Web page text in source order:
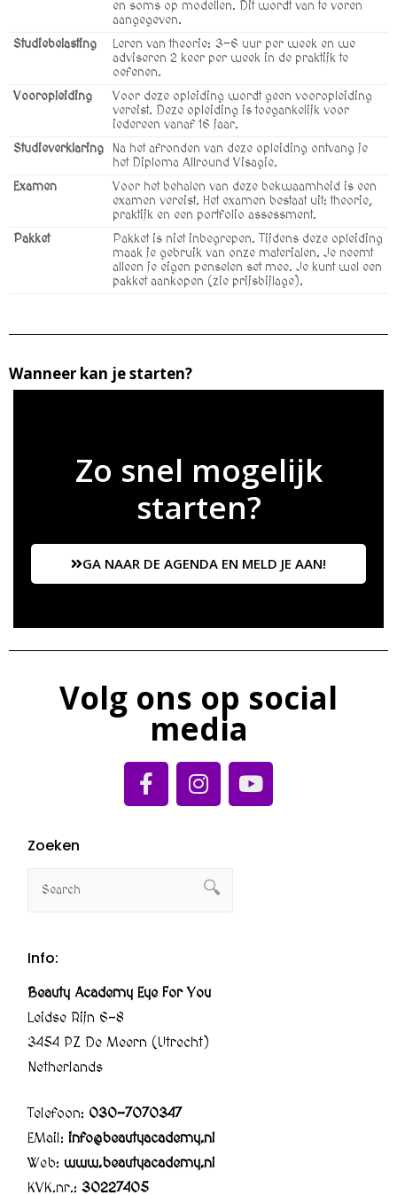
en soms op modellen. Dit wordt van te voren
aangegeven.
Studiebelasting
Leren van theorie: 3-6 uur per week en we
adviseren 2 keer per week in de praktijk te
oefenen.
Vooropleiding
Voor deze opleiding wordt geen vooropleiding
vereist. Deze opleiding is toegankelijk voor
iedereen vanaf 16 jaar.
Studieverklaring
Na het afronden van deze opleiding ontvang je
het Diploma Allround Visagie.
Examen
Voor het behalen van deze bekwaamheid is een
examen vereist. Het examen bestaat uit: theorie,
praktijk en een portfolio assessment.
Pakket
Pakket is niet inbegrepen. Tijdens deze opleiding
maak je gebruik van onze materialen. Je neemt
alleen je eigen penselen set mee. Je kunt wel een
pakket aankopen (zie prijsbijlage).
Wanneer kan je starten?
Zo snel mogelijk
starten?
GA NAAR DE AGENDA EN MELD JE AAN!
Volg ons op social
media
Zoeken
Info:
Beauty Academy Eye For You
Leidse Rijn 6-8
3454 PZ De Meern (Utrecht)
Netherlands
Telefoon: 030-7070347
EMail: info@beautyacademy.nl
Web: www.beautyacademy.nl
KVK.nr.: 30227405